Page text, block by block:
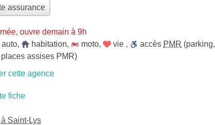
assurance
ouvre demain à 9h
auto, habitation, moto, vie , accès PMR (parking,
assises PMR)
cette agence
fiche
Saint-Lys